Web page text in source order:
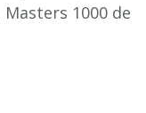
1000 de